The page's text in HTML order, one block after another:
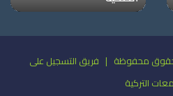
2026، جميع الحقوق محفوظة | فريق التسجيل على
التركية